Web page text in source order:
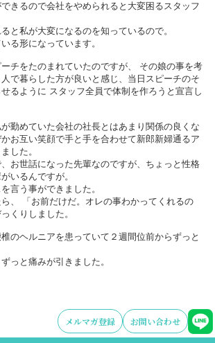
きるので会社をやめられると大変困るスタッフ
と私が大変になるのを知っているので。
る形になっています。
チをたのまれていたのですが、 その娘の事を考
で暮らした方が良いと感じ、当日スピーチのそ
るように スタッフ全員で体制を作ろうと宣言し
勤めていた会社の社長とはあまり関係の良くな
お互い笑顔で手と手を合わせて新郎新婦通るア
した。
お世話になった先輩なのですが、ちょっと性格
いるんですが。
言う事ができました。
、 「お前だけだ。オレの事わかってくれるの
くりしました。
のヘルニアを患っていて２週間位前からずっと
っと痛みが引きました。
メルマガ登録 お問い合わせ